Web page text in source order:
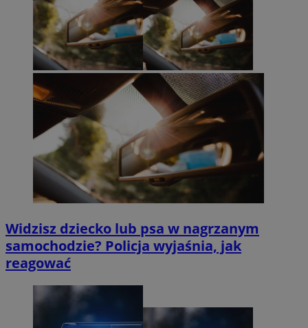
Widzisz dziecko lub psa w nagrzanym
samochodzie? Policja wyjaśnia, jak
reagować